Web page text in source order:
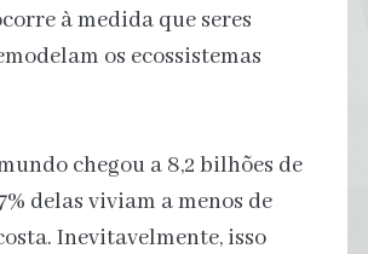
à medida que seres
os ecossistemas
chegou a 8,2 bilhões de
delas viviam a menos de
Inevitavelmente, isso